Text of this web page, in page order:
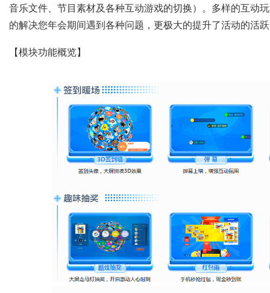
音乐文件、节目素材及各种互动游戏的切换）。多样的互动
的解决您年会期间遇到各种问题，更极大的提升了活动的活
【模块功能概览】